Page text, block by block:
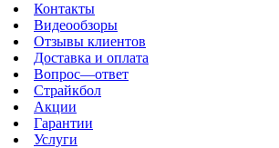
Контакты
Видеообзоры
Отзывы клиентов
Доставка и оплата
Вопрос—ответ
Страйкбол
Акции
Гарантии
Услуги